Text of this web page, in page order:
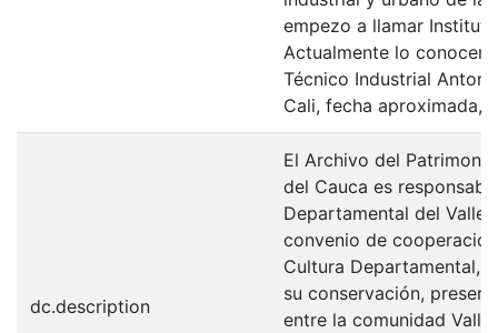
empezo a llamar
Actualmente lo
Técnico Industrial
Cali, fecha aproximada,
dc.description
El Archivo del
del Cauca es
Departamental del Valle
convenio de
Cultura Departamental,
su conservación,
entre la comunidad